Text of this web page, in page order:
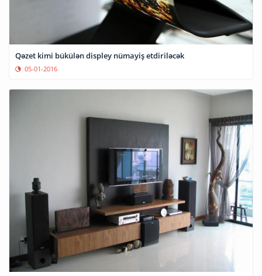
Qəzet kimi bükülən displey nümayiş etdiriləcək
05-01-2016